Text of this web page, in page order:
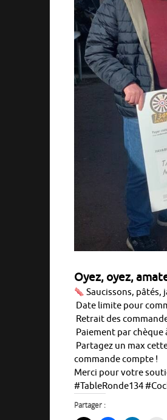
Oyez, oyez,
Saucissons,
Date limite pour
Retrait des
Paiement par chèque
Partagez un max
commande compte !
Merci pour votre
#TableRonde134
Partager :